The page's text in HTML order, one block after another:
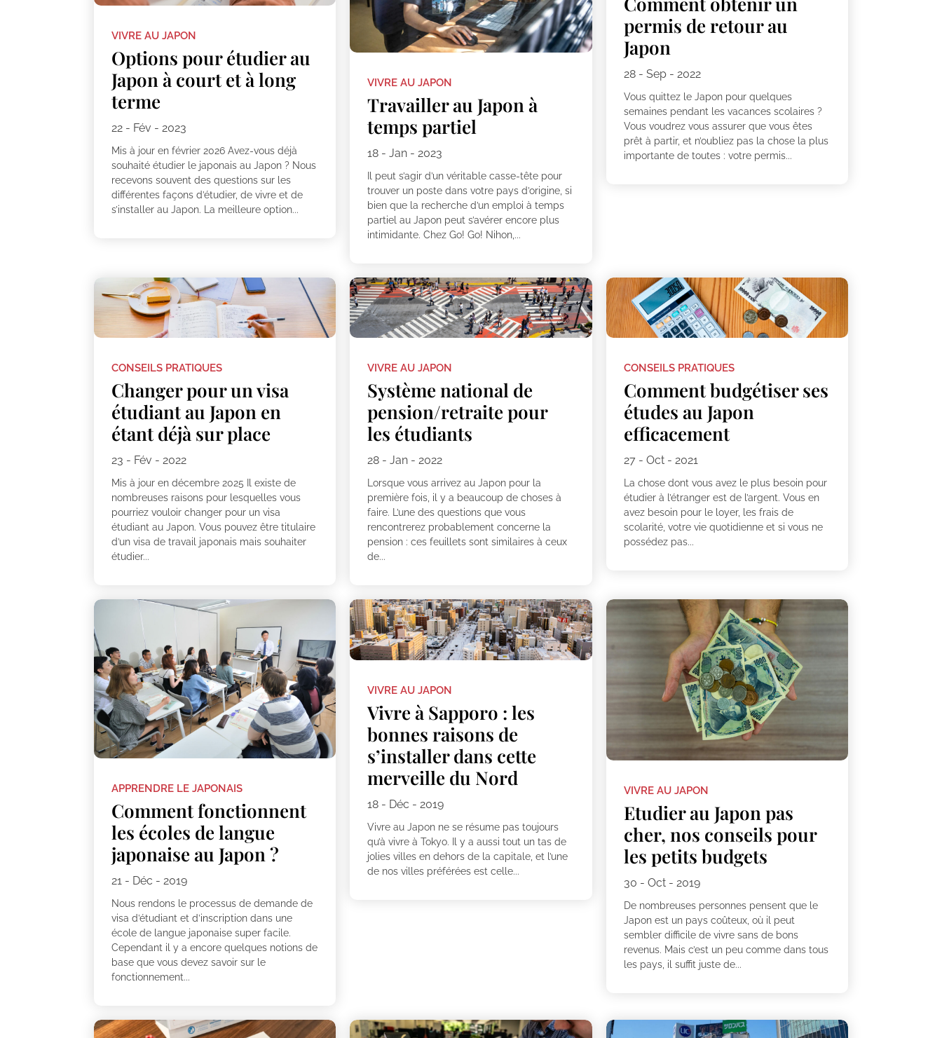
VIVRE AU JAPON
Options pour étudier au
Japon à court et à long
terme
22 - Fév - 2023
Mis à jour en février 2026 Avez-vous déjà
souhaité étudier le japonais au Japon ? Nous
recevons souvent des questions sur les
différentes façons d’étudier, de vivre et de
s’installer au Japon. La meilleure option...
VIVRE AU JAPON
Travailler au Japon à
temps partiel
18 - Jan - 2023
Il peut s’agir d’un véritable casse-tête pour
trouver un poste dans votre pays d’origine, si
bien que la recherche d’un emploi à temps
partiel au Japon peut s’avérer encore plus
intimidante. Chez Go! Go! Nihon,...
permis de retour au
Japon
28 - Sep - 2022
Vous quittez le Japon pour quelques
semaines pendant les vacances scolaires ?
Vous voudrez vous assurer que vous êtes
prêt à partir, et n’oubliez pas la chose la plus
importante de toutes : votre permis...
CONSEILS PRATIQUES
Changer pour un visa
étudiant au Japon en
étant déjà sur place
23 - Fév - 2022
Mis à jour en décembre 2025 Il existe de
nombreuses raisons pour lesquelles vous
pourriez vouloir changer pour un visa
étudiant au Japon. Vous pouvez être titulaire
d’un visa de travail japonais mais souhaiter
étudier...
VIVRE AU JAPON
Système national de
pension/retraite pour
les étudiants
28 - Jan - 2022
Lorsque vous arrivez au Japon pour la
première fois, il y a beaucoup de choses à
faire. L’une des questions que vous
rencontrerez probablement concerne la
pension : ces feuillets sont similaires à ceux
de...
CONSEILS PRATIQUES
Comment budgétiser ses
études au Japon
efficacement
27 - Oct - 2021
La chose dont vous avez le plus besoin pour
étudier à l’étranger est de l’argent. Vous en
avez besoin pour le loyer, les frais de
scolarité, votre vie quotidienne et si vous ne
possédez pas...
APPRENDRE LE JAPONAIS
Comment fonctionnent
les écoles de langue
japonaise au Japon ?
21 - Déc - 2019
Nous rendons le processus de demande de
visa d’étudiant et d’inscription dans une
école de langue japonaise super facile.
Cependant il y a encore quelques notions de
base que vous devez savoir sur le
fonctionnement...
VIVRE AU JAPON
Vivre à Sapporo : les
bonnes raisons de
s’installer dans cette
merveille du Nord
18 - Déc - 2019
Vivre au Japon ne se résume pas toujours
qu’à vivre à Tokyo. Il y a aussi tout un tas de
jolies villes en dehors de la capitale, et l’une
de nos villes préférées est celle...
VIVRE AU JAPON
Etudier au Japon pas
cher, nos conseils pour
les petits budgets
30 - Oct - 2019
De nombreuses personnes pensent que le
Japon est un pays coûteux, où il peut
sembler difficile de vivre sans de bons
revenus. Mais c’est un peu comme dans tous
les pays, il suffit juste de...